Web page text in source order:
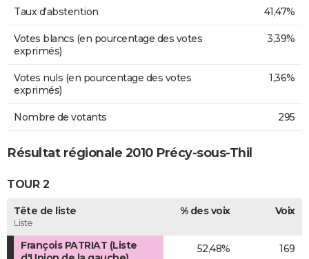
Taux d'abstention 41,47%
Votes blancs (en pourcentage des votes
exprimés)
3,39%
Votes nuls (en pourcentage des votes
exprimés)
1,36%
Nombre de votants 295
Résultat régionale 2010 Précy-sous-Thil
TOUR 2
Tête de liste
Liste
% des voix Voix
François PATRIAT (Liste
52,48% 169